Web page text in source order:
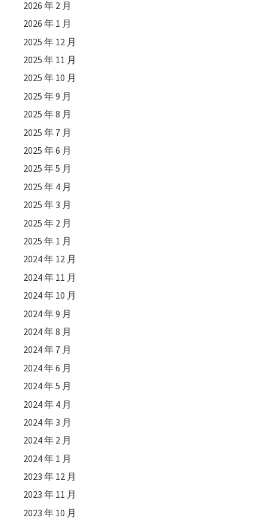
2026 年 2 月
2026 年 1 月
2025 年 12 月
2025 年 11 月
2025 年 10 月
2025 年 9 月
2025 年 8 月
2025 年 7 月
2025 年 6 月
2025 年 5 月
2025 年 4 月
2025 年 3 月
2025 年 2 月
2025 年 1 月
2024 年 12 月
2024 年 11 月
2024 年 10 月
2024 年 9 月
2024 年 8 月
2024 年 7 月
2024 年 6 月
2024 年 5 月
2024 年 4 月
2024 年 3 月
2024 年 2 月
2024 年 1 月
2023 年 12 月
2023 年 11 月
2023 年 10 月